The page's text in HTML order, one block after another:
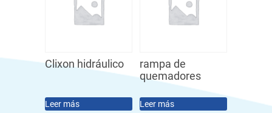
Clixon hidráulico
Leer más
rampa de
quemadores
Leer más